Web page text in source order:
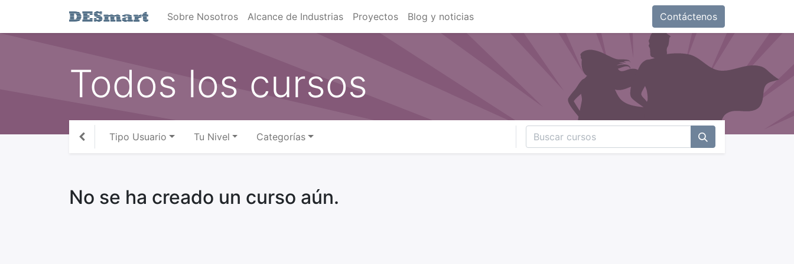
Sobre Nosotros Alcance de Industrias Proyectos Blog y noticias Contáctenos
Todos los cursos
Tipo Usuario Tu Nivel Categorías
No se ha creado un curso aún.